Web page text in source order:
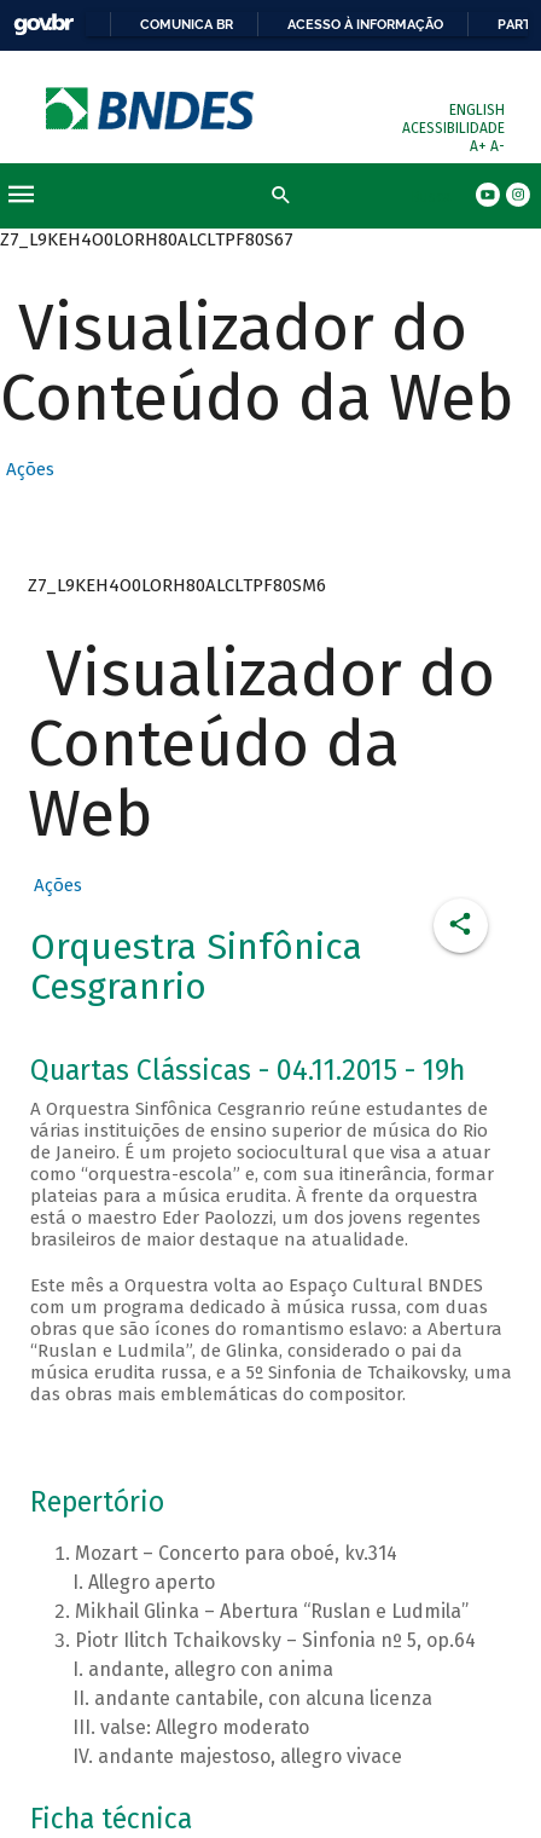
COMUNICA BR ACESSO À INFORMAÇÃO
ENGLISH
ACESSIBILIDADE
A+ A-
Z7_L9KEH4O0LORH80ALCLTPF80S67
Visualizador do
Conteúdo da Web
Ações
Z7_L9KEH4O0LORH80ALCLTPF80SM6
Visualizador do
Conteúdo da
Web
Ações
Orquestra Sinfônica
Cesgranrio
Quartas Clássicas - 04.11.2015 - 19h
A Orquestra Sinfônica Cesgranrio reúne estudantes de
várias instituições de ensino superior de música do Rio
de Janeiro. É um projeto sociocultural que visa a atuar
como “orquestra-escola” e, com sua itinerância, formar
plateias para a música erudita. À frente da orquestra
está o maestro Eder Paolozzi, um dos jovens regentes
brasileiros de maior destaque na atualidade.
Este mês a Orquestra volta ao Espaço Cultural BNDES
com um programa dedicado à música russa, com duas
obras que são ícones do romantismo eslavo: a Abertura
“Ruslan e Ludmila”, de Glinka, considerado o pai da
música erudita russa, e a 5º Sinfonia de Tchaikovsky, uma
das obras mais emblemáticas do compositor.
Repertório
Mozart – Concerto para oboé, kv.314
Allegro aperto
Mikhail Glinka – Abertura “Ruslan e Ludmila”
Piotr Ilitch Tchaikovsky – Sinfonia nº 5, op.64
andante, allegro con anima
andante cantabile, con alcuna licenza
valse: Allegro moderato
andante majestoso, allegro vivace
Ficha técnica